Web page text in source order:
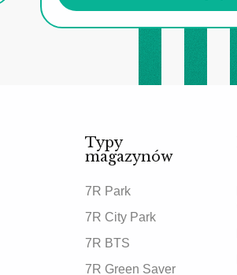
Typy
magazynów
7R Park
7R City Park
7R BTS
7R Green Saver